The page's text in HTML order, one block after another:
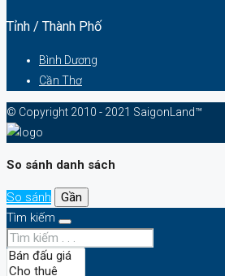
Tỉnh / Thành Phố
Bình Dương
Cần Thơ
© Copyright 2010 - 2021 SaigonLand™
So sánh danh sách
So sánh
Gần
Tìm kiếm